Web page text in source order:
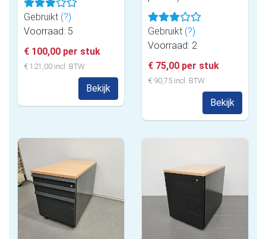
Gebruikt (?)
Voorraad: 5
€ 100,00 per stuk
€ 121,00 incl. BTW
Bekijk
Gebruikt (?)
Voorraad: 2
€ 75,00 per stuk
€ 90,75 incl. BTW
Bekijk